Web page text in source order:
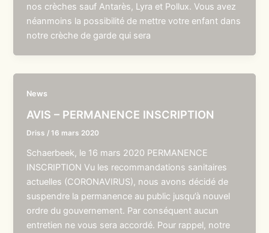
nos crèches sauf Antarès, Lyra et Pollux. Vous avez
néanmoins la possibilité de mettre votre enfant dans
notre crèche de garde qui sera
News
AVIS – PERMANENCE INSCRIPTION
Driss /16 mars 2020
Schaerbeek, le 16 mars 2020 PERMANENCE
INSCRIPTION Vu les recommandations sanitaires
actuelles (CORONAVIRUS), nous avons décidé de
suspendre la permanence au public jusqu’à nouvel
ordre du gouvernement. Par conséquent aucun
entretien ne vous sera accordé. Pour rappel, notre